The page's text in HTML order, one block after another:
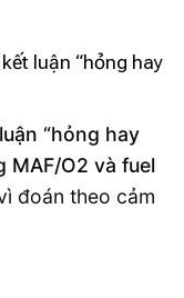
luận “hỏng hay
“hỏng hay
MAF/O2 và fuel
đoán theo cảm